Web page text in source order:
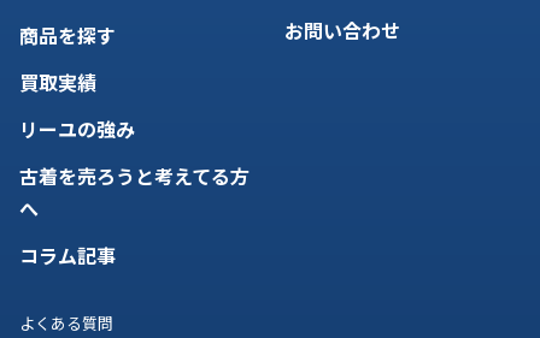
商品を探す
買取実績
リーユの強み
古着を売ろうと考えてる方
へ
コラム記事
お問い合わせ
よくある質問